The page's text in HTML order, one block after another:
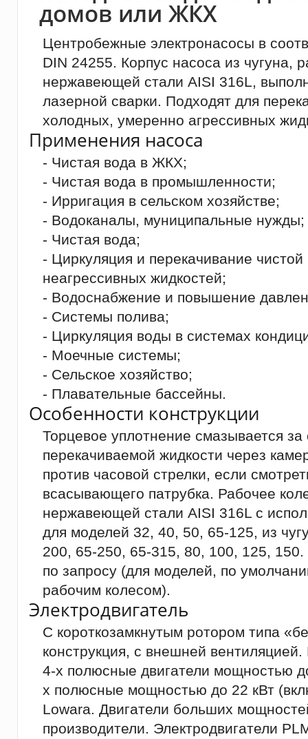
домов или ЖКХ
Центробежные электронасосы в
DIN 24255. Корпус насоса из чугуна,
нержавеющей стали AISI 316L,
лазерной сварки. Подходят для
холодных, умеренно агрессивных
Применения насоса
- Чистая вода в ЖКХ;
- Чистая вода в промышленности;
- Ирригация в сельском хозяйстве;
- Водоканалы, муниципальные нужды;
- Чистая вода;
- Циркуляция и перекачивание
неагрессивных жидкостей;
- Водоснабжение и повышение
- Системы полива;
- Циркуляция воды в системах
- Моечные системы;
- Сельское хозяйство;
- Плавательные бассейны.
Особенности конструкции
Торцевое уплотнение смазывается за
перекачиваемой жидкости через
против часовой стрелки, если
всасывающего патрубка. Рабочее
нержавеющей стали AISI 316L с
для моделей 32, 40, 50, 65-125, из
200, 65-250, 65-315, 80, 100, 125,
по запросу (для моделей, по
рабочим колесом).
Электродвигатель
С короткозамкнутым ротором типа
конструкция, с внешней
4-х полюсные двигатели мощностью
х полюсные мощностью до 22 кВт
Lowara. Двигатели больших
производители. Электродвигатели